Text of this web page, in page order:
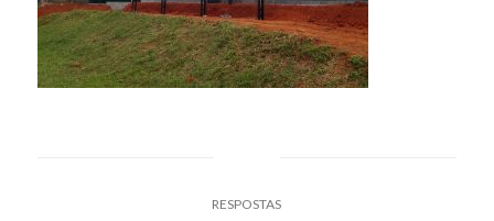
RESPOSTAS